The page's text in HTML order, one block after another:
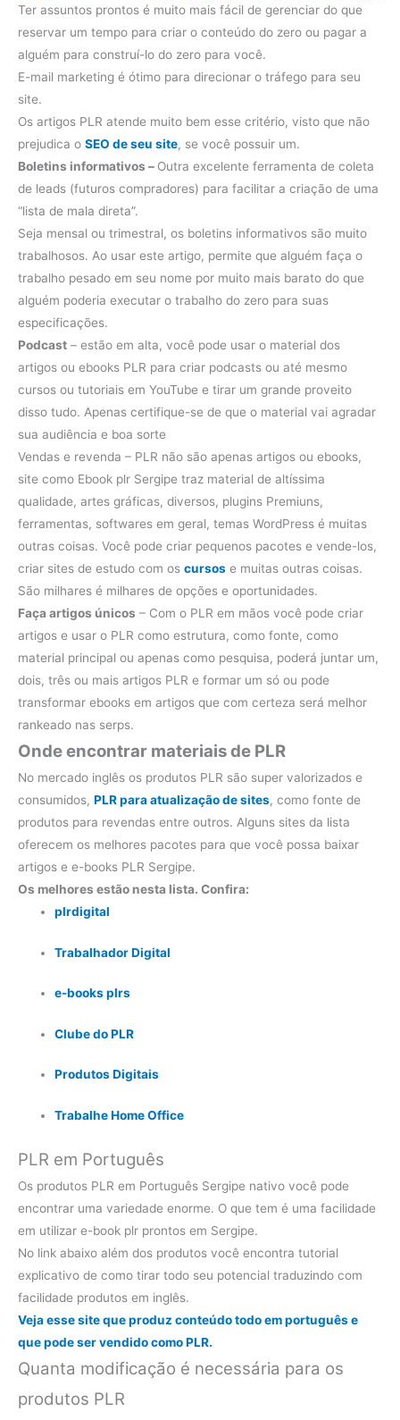
Ter assuntos prontos é muito mais fácil de gerenciar do que
reservar um tempo para criar o conteúdo do zero ou pagar a
alguém para construí-lo do zero para você.
E-mail marketing é ótimo para direcionar o tráfego para seu
site.
Os artigos PLR atende muito bem esse critério, visto que não
prejudica o SEO de seu site, se você possuir um.
Boletins informativos – Outra excelente ferramenta de coleta
de leads (futuros compradores) para facilitar a criação de uma
“lista de mala direta”.
Seja mensal ou trimestral, os boletins informativos são muito
trabalhosos. Ao usar este artigo, permite que alguém faça o
trabalho pesado em seu nome por muito mais barato do que
alguém poderia executar o trabalho do zero para suas
especificações.
Podcast – estão em alta, você pode usar o material dos
artigos ou ebooks PLR para criar podcasts ou até mesmo
cursos ou tutoriais em YouTube e tirar um grande proveito
disso tudo. Apenas certifique-se de que o material vai agradar
sua audiência e boa sorte
Vendas e revenda – PLR não são apenas artigos ou ebooks,
site como Ebook plr Sergipe traz material de altíssima
qualidade, artes gráficas, diversos, plugins Premiuns,
ferramentas, softwares em geral, temas WordPress é muitas
outras coisas. Você pode criar pequenos pacotes e vende-los,
criar sites de estudo com os cursos e muitas outras coisas.
São milhares é milhares de opções e oportunidades.
Faça artigos únicos – Com o PLR em mãos você pode criar
artigos e usar o PLR como estrutura, como fonte, como
material principal ou apenas como pesquisa, poderá juntar um,
dois, três ou mais artigos PLR e formar um só ou pode
transformar ebooks em artigos que com certeza será melhor
rankeado nas serps.
Onde encontrar materiais de PLR
No mercado inglês os produtos PLR são super valorizados e
consumidos, PLR para atualização de sites, como fonte de
produtos para revendas entre outros. Alguns sites da lista
oferecem os melhores pacotes para que você possa baixar
artigos e e-books PLR Sergipe.
Os melhores estão nesta lista. Confira:
plrdigital
Trabalhador Digital
e-books plrs
Clube do PLR
Produtos Digitais
Trabalhe Home Office
PLR em Português
Os produtos PLR em Português Sergipe nativo você pode
encontrar uma variedade enorme. O que tem é uma facilidade
em utilizar e-book plr prontos em Sergipe.
No link abaixo além dos produtos você encontra tutorial
explicativo de como tirar todo seu potencial traduzindo com
facilidade produtos em inglês.
Veja esse site que produz conteúdo todo em português e
que pode ser vendido como PLR.
Quanta modificação é necessária para os
produtos PLR